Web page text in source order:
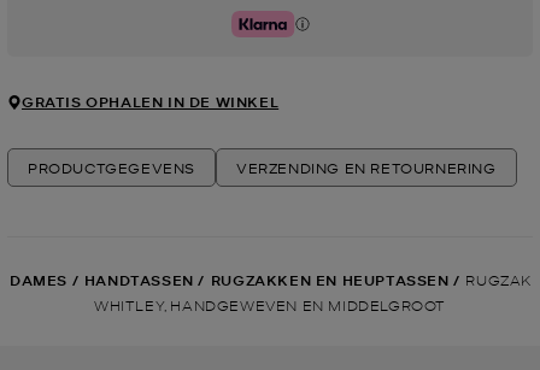
Klarna
GRATIS OPHALEN IN DE WINKEL
PRODUCTGEGEVENS VERZENDING EN RETOURNERING
DAMES / HANDTASSEN / RUGZAKKEN EN HEUPTASSEN / RUGZAK
WHITLEY, HANDGEWEVEN EN MIDDELGROOT